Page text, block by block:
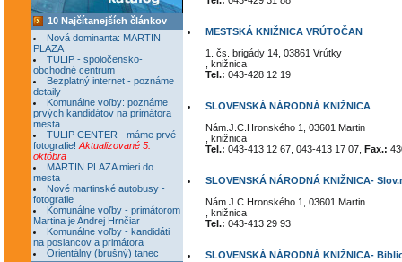
10 Najčítanejších článkov
Nová dominanta: MARTIN
PLAZA
TULIP - spoločensko-
obchodné centrum
Bezplatný internet - poznáme
detaily
Komunálne voľby: poznáme
prvých kandidátov na primátora
mesta
TULIP CENTER - máme prvé
fotografie! Aktualizované 5.
októbra
MARTIN PLAZA mieri do
mesta
Nové martinské autobusy -
fotografie
Komunálne voľby - primátorom
Martina je Andrej Hrnčiar
Komunálne voľby - kandidáti
na poslancov a primátora
Orientálny (brušný) tanec
MESTSKÁ KNIŽNICA VRÚTOČAN
1. čs. brigády 14, 03861 Vrútky
, knižnica
Tel.: 043-428 12 19
SLOVENSKÁ NÁRODNÁ KNIŽNICA
Nám.J.C.Hronského 1, 03601 Martin
, knižnica
Tel.: 043-413 12 67, 043-413 17 07, Fax.:
SLOVENSKÁ NÁRODNÁ KNIŽNICA-
Nám.J.C.Hronského 1, 03601 Martin
, knižnica
Tel.: 043-413 29 93
SLOVENSKÁ NÁRODNÁ KNIŽNICA-